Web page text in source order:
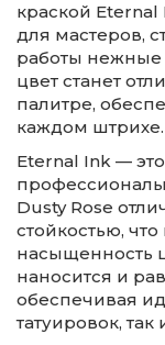
краской
для мастеров,
работы нежные
цвет станет
палитре,
каждом штрихе.
Eternal Ink —
Dusty Rose
стойкостью,
насыщенность
наносится и
обеспечивая
татуировок, так